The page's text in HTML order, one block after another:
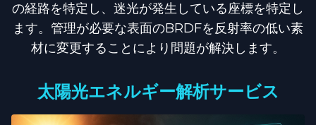
の経路を特定し、迷光が発生している座標を特定し
ます。管理が必要な表面のBRDFを反射率の低い素
材に変更することにより問題が解決します。
太陽光エネルギー解析サービス